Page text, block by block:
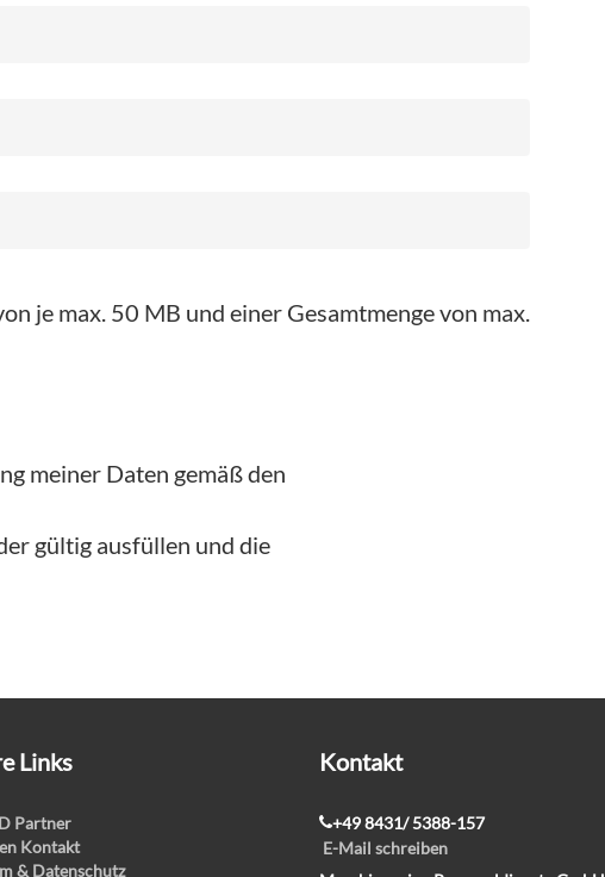
je max. 50 MB und einer Gesamtmenge von max.
meiner Daten gemäß den
gültig ausfüllen und die
Links
Partner
Kontakt
& Datenschutz
Kontakt
+49 8431/ 5388-157
E-Mail schreiben